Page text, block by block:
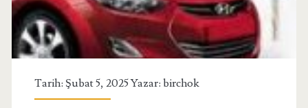
Tarih: Şubat 5, 2025 Yazar: birchok